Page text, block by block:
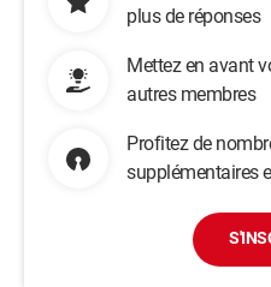
plus de réponses
Mettez en avant
autres membres
Profitez de
supplémentaires